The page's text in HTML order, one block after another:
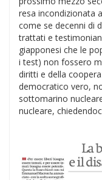
resa incondizionata
come se decenni di
trattati e
giapponesi che le
i test) non fossero
diritti e della
democratico vero,
sottomarino
nucleare,